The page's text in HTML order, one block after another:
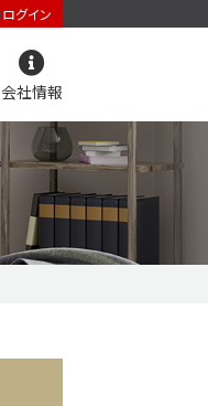
ログイン
会社情報